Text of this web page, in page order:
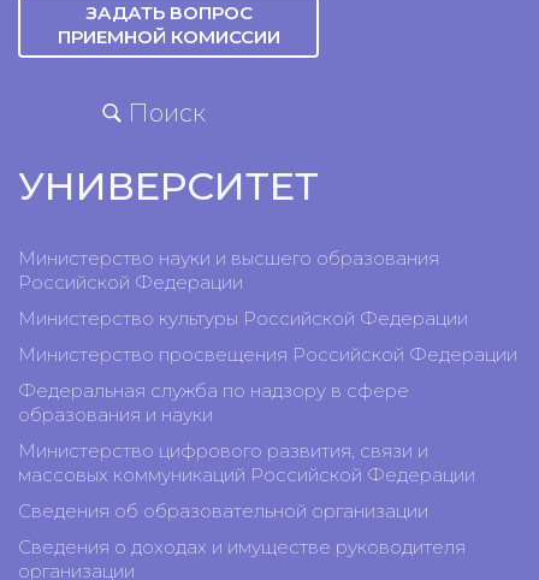
ЗАДАТЬ ВОПРОС
ПРИЕМНОЙ КОМИССИИ
Поиск
УНИВЕРСИТЕТ
Министерство науки и высшего образования
Российской Федерации
Министерство культуры Российской Федерации
Министерство просвещения Российской Федерации
Федеральная служба по надзору в сфере
образования и науки
Министерство цифрового развития, связи и
массовых коммуникаций Российской Федерации
Сведения об образовательной организации
Сведения о доходах и имуществе руководителя
организации